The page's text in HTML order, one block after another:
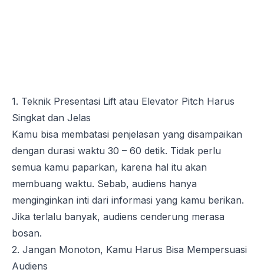
1. Teknik Presentasi Lift atau Elevator Pitch Harus
Singkat dan Jelas
Kamu bisa membatasi penjelasan yang disampaikan
dengan durasi waktu 30 – 60 detik. Tidak perlu
semua kamu paparkan, karena hal itu akan
membuang waktu. Sebab, audiens hanya
menginginkan inti dari informasi yang kamu berikan.
Jika terlalu banyak, audiens cenderung merasa
bosan.
2. Jangan Monoton, Kamu Harus Bisa Mempersuasi
Audiens